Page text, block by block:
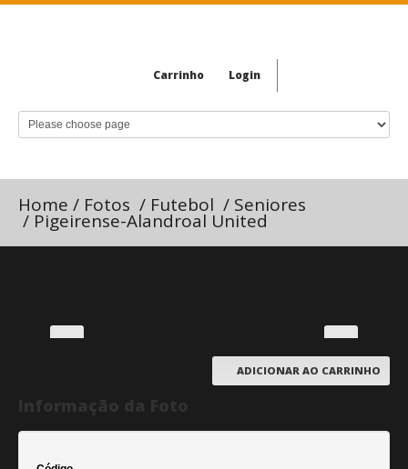
Carrinho Login
Home / Fotos / Futebol / Seniores
/ Pigeirense-Alandroal United
ADICIONAR AO CARRINHO